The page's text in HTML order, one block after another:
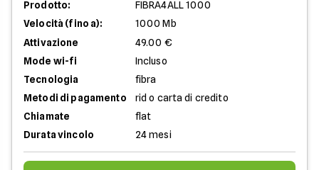
Prodotto:
FIBRA4ALL 1000
Velocità (fino a):
1000 Mb
Attivazione
49.00 €
Mode wi-fi
Incluso
Tecnologia
fibra
Metodi di pagamento
rid o carta di credito
Chiamate
flat
Durata vincolo
24 mesi